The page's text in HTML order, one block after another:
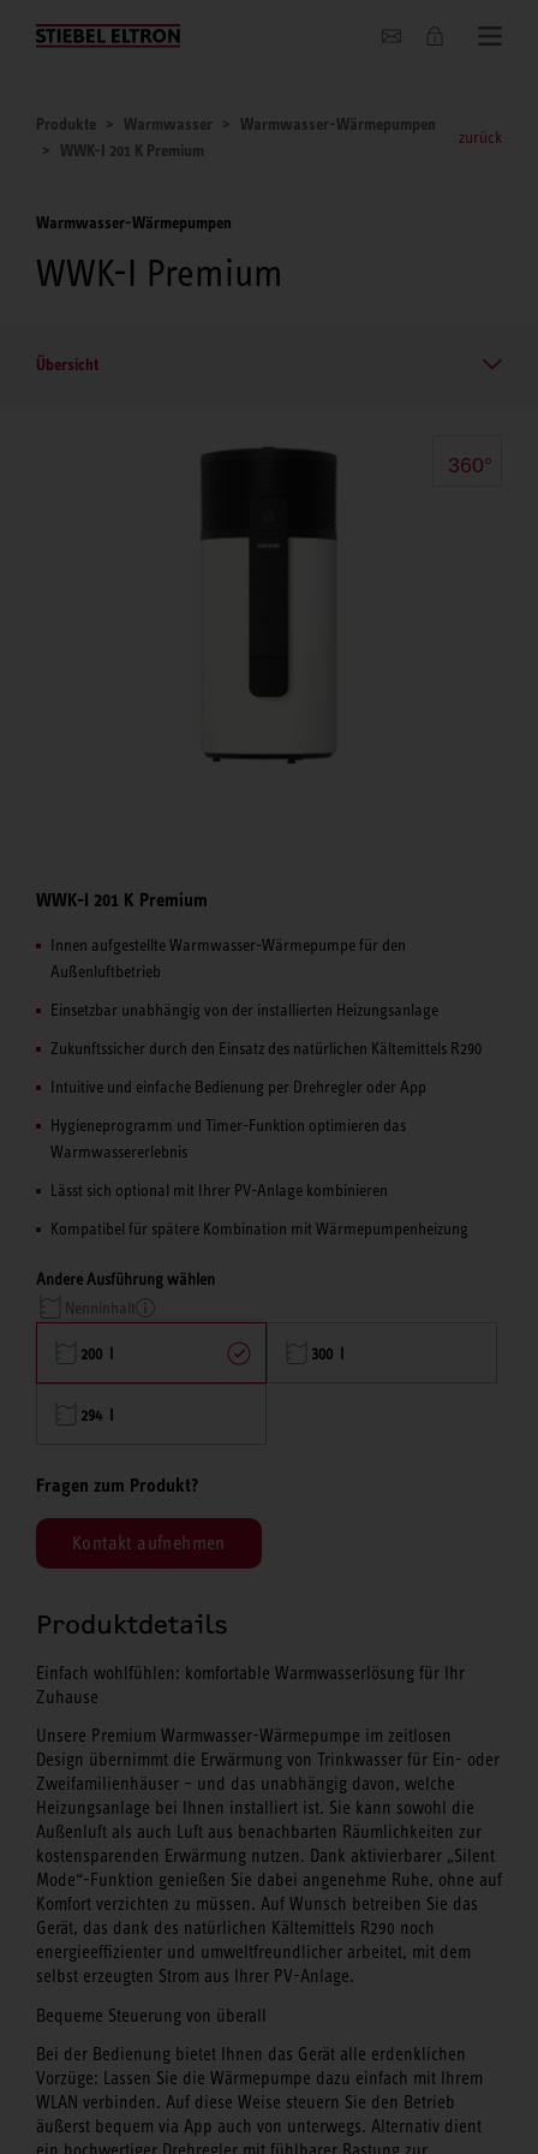
Unternehmen
Produkte Warmwasser
Warmwasser-Wärmepumpen
WWK-I 201 K Premium
zurück
Warmwasser-Wärmepumpen
WWK-I Premium
Übersicht
360°
WWK-I 201 K Premium
Innen aufgestellte Warmwasser-Wärmepumpe für den
Außenluftbetrieb
Einsetzbar unabhängig von der installierten Heizungsanlage
Zukunftssicher durch den Einsatz des natürlichen Kältemittels R290
Intuitive und einfache Bedienung per Drehregler oder App
Hygieneprogramm und Timer-Funktion optimieren das
Warmwassererlebnis
Lässt sich optional mit Ihrer PV-Anlage kombinieren
Kompatibel für spätere Kombination mit Wärmepumpenheizung
Andere Ausführung wählen
Nenninhalt
200 l 300 l
294 l
Fragen zum Produkt?
Kontakt aufnehmen
Produktdetails
Einfach wohlfühlen: komfortable Warmwasserlösung für Ihr
Zuhause
Unsere Premium Warmwasser-Wärmepumpe im zeitlosen
Design übernimmt die Erwärmung von Trinkwasser für Ein- oder
Zweifamilienhäuser – und das unabhängig davon, welche
Heizungsanlage bei Ihnen installiert ist. Sie kann sowohl die
Außenluft als auch Luft aus benachbarten Räumlichkeiten zur
kostensparenden Erwärmung nutzen. Dank aktivierbarer „Silent
Mode“-Funktion genießen Sie dabei angenehme Ruhe, ohne auf
Komfort verzichten zu müssen. Auf Wunsch betreiben Sie das
Gerät, das dank des natürlichen Kältemittels R290 noch
energieeffizienter und umweltfreundlicher arbeitet, mit dem
selbst erzeugten Strom aus Ihrer PV-Anlage.
Bequeme Steuerung von überall
Bei der Bedienung bietet Ihnen das Gerät alle erdenklichen
Vorzüge: Lassen Sie die Wärmepumpe dazu einfach mit Ihrem
WLAN verbinden. Auf diese Weise steuern Sie den Betrieb
äußerst bequem via App auch von unterwegs. Alternativ dient